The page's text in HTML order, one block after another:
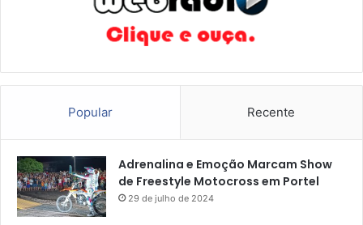
Popular Recente
Adrenalina e Emoção Marcam Show
de Freestyle Motocross em Portel
29 de julho de 2024